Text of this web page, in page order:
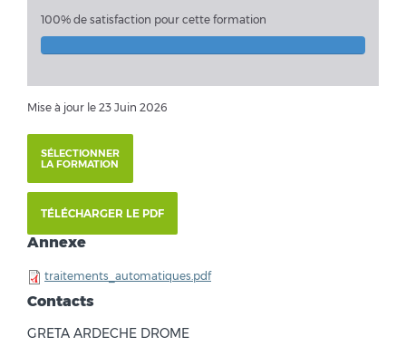
100% de satisfaction pour cette formation
Mise à jour le 23 Juin 2026
SÉLECTIONNER
LA FORMATION
TÉLÉCHARGER LE PDF
Annexe
traitements_automatiques.pdf
Contacts
GRETA ARDECHE DROME